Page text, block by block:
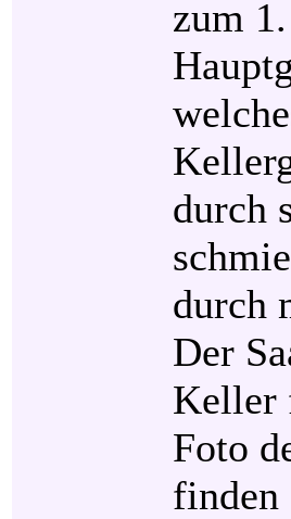
zum
durch
durch
Der
Keller
Foto
finden